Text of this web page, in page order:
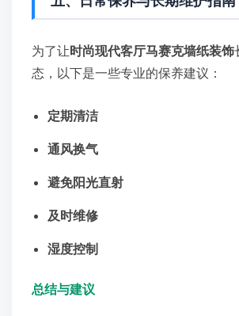
为了让时尚现代客厅马赛克墙纸装饰
态，以下是一些专业的保养建议：
定期清洁
通风换气
避免阳光直射
及时维修
湿度控制
总结与建议